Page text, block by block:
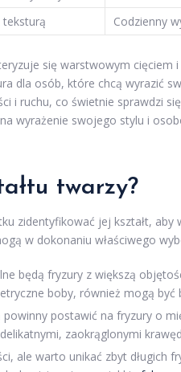
teksturą Codzienny
się warstwowym cięciem
dla osób, które chcą wyrazić
i ruchu, co świetnie sprawdzi
wyrażenie swojego stylu i
twarzy?
zidentyfikować jej kształt, aby
w dokonaniu właściwego
będą fryzury z większą
boby, również mogą być
postawić na fryzury o
zaokrąglonymi
ale warto unikać zbyt długich